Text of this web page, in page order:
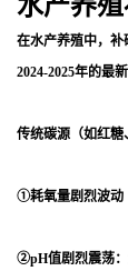
在水产养殖中，补
2024-2025年的最
传统碳源（如红糖
①耗氧量剧烈波动
②pH值剧烈震荡：